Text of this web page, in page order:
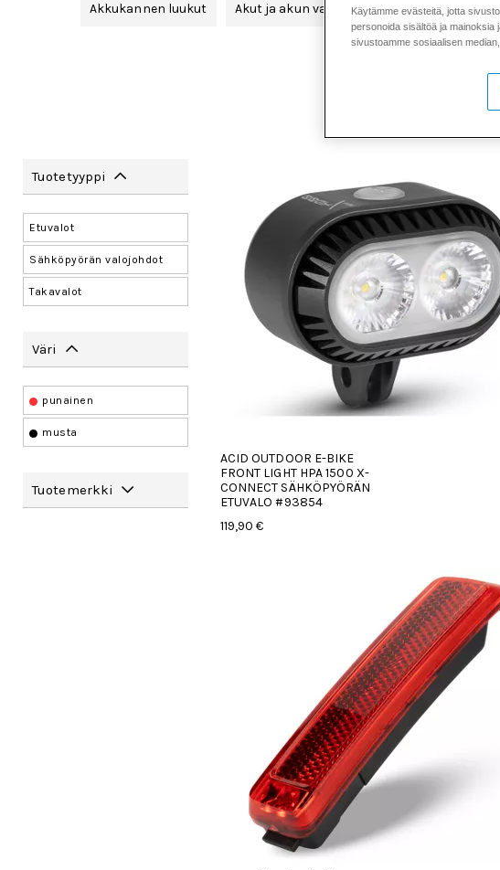
Akkukannen luukut Akut ja akun varaosat Kammet, rattaat
Tuotetyyppi
Etuvalot
Sähköpyörän valojohdot
Takavalot
Väri
punainen
musta
Tuotemerkki
ACID OUTDOOR E-BIKE
FRONT LIGHT HPA 1500 X-
CONNECT SÄHKÖPYÖRÄN
ETUVALO #93854
119,90 €
Käytämme evästeitä, jotta
personoida sisältöä ja mainoksia
sivustoamme sosiaalisen